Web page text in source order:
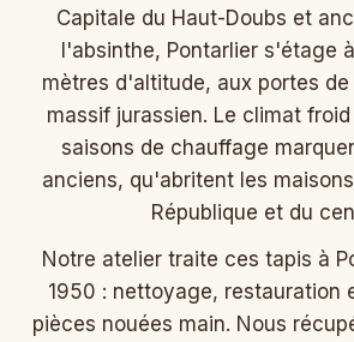
Capitale du Haut-Doubs et
l'absinthe, Pontarlier s'étage
mètres d'altitude, aux portes de
massif jurassien. Le climat
saisons de chauffage
anciens, qu'abritent les
République et du
Notre atelier traite ces tapis à
1950 : nettoyage, restauration
pièces nouées main. Nous